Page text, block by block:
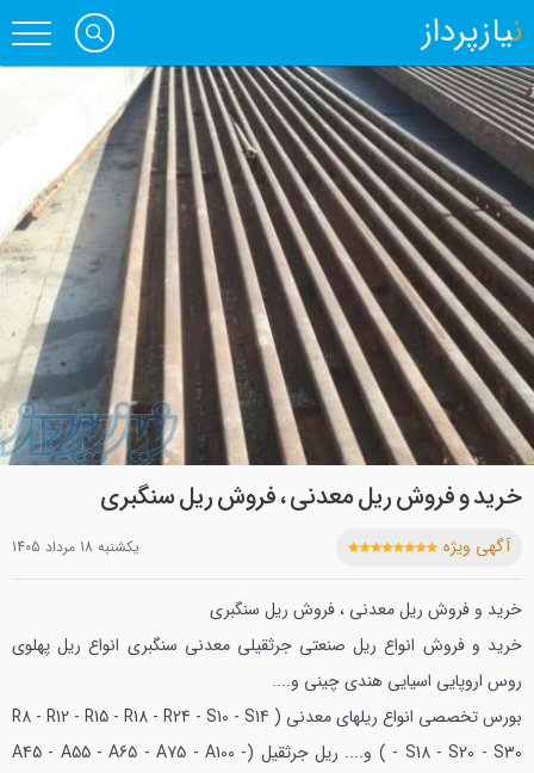
نیازپرداز
خرید و فروش ریل معدنی ، فروش ریل سنگبری
آگهی ویژه يکشنبه 18 مرداد 1405
خرید و فروش ریل معدنی ، فروش ریل سنگبری
خرید و فروش انواع ریل صنعتی جرثقیلی معدنی سنگبری انواع ریل پهلوی
روس اروپایی اسیایی هندی چینی و....
بورس تخصصی انواع ریلهای معدنی ( R8 - R12 - R15 - R18 - R24 - S10 - S14
- S18 - S20 - S30 ) و....
ریل جرثقیل (A45 - A55 - A65 - A75 - A100 -